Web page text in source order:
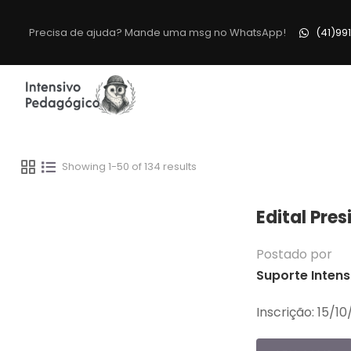
Precisa de ajuda? Mande uma msg no WhatsApp!
Showing 1-50 of 134 results
Edital
Postado por
Suporte
Inscrição: 15/